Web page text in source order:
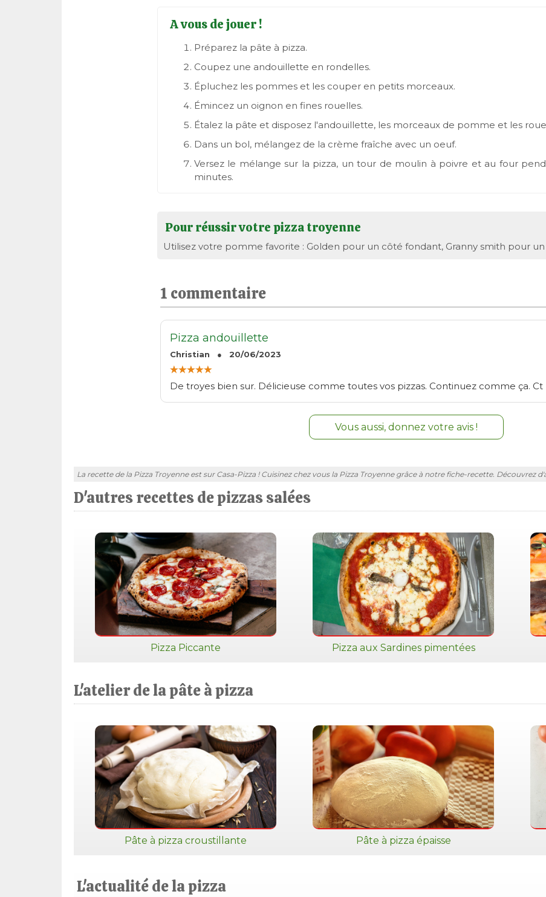
A vous de jouer !
Préparez la pâte à pizza.
Coupez une andouillette en rondelles.
Épluchez les pommes et les couper en petits morceaux.
Émincez un oignon en fines rouelles.
Étalez la pâte et disposez l'andouillette, les morceaux de pomme et les
Dans un bol, mélangez de la crème fraîche avec un oeuf.
Versez le mélange sur la pizza, un tour de moulin à poivre et au four
minutes.
Pour réussir votre pizza troyenne
Utilisez votre pomme favorite : Golden pour un côté fondant, Granny smith pour un
1 commentaire
Pizza andouillette
Christian ● 20/06/2023
De troyes bien sur. Délicieuse comme toutes vos pizzas. Continuez comme ça. Ct
Vous aussi, donnez votre avis !
La recette de la Pizza Troyenne est sur Casa-Pizza ! Cuisinez chez vous la Pizza Troyenne grâce à notre fiche-recette. Découvrez
D'autres recettes de pizzas salées
Pizza Piccante Pizza aux Sardines pimentées
L'atelier de la pâte à pizza
Pâte à pizza croustillante Pâte à pizza épaisse
L'actualité de la pizza